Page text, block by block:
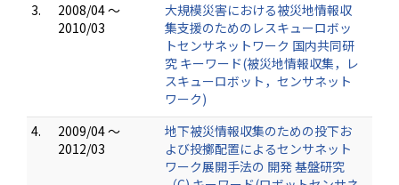
3.
2008/04 ～
2010/03
大規模災害における被災地情報収
集支援のためのレスキューロボッ
トセンサネットワーク 国内共同研
究 キーワード(被災地情報収集，レ
スキューロボット，センサネット
ワーク)
4.
2009/04 ～
2012/03
地下被災情報収集のための投下お
よび投擲配置によるセンサネット
ワーク展開手法の 開発 基盤研究